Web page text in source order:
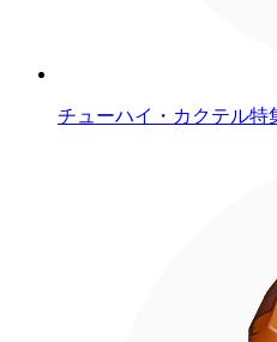
チューハイ・カクテル特